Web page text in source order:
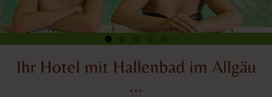
Ihr Hotel mit Hallenbad im Allgäu
…